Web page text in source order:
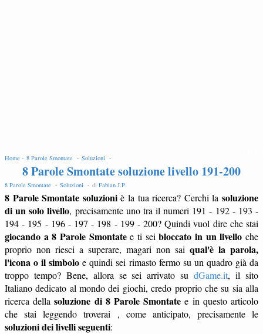
Home - 8 Parole Smontate - Soluzioni -
8 Parole Smontate soluzione livello 191-200
8 Parole Smontate - Soluzioni - di Fabian J.P.
8 Parole Smontate soluzioniè la tua ricerca? Cerchi lasoluzione
di un solo livello, precisamente uno tra il numeri 191 - 192 - 193 -
194 - 195 - 196 - 197 - 198 - 199 - 200? Quindi vuol dire che stai
giocando a 8 Parole Smontatee ti seibloccato in un livello che
proprio non riesci a superare, magari non sai qual'è la parola,
l'icona o il simbolo e quindi sei rimasto fermo su un quadro già da
troppo tempo? Bene, allora se sei arrivato sudGame.it, il sito
Italiano dedicato al mondo dei giochi, credo proprio che su sia alla
ricerca dellasoluzione di 8 Parole Smontate e in questo articolo
che stai leggendo troverai , come anticipato, precisamente le
soluzioni dei livelli seguenti: